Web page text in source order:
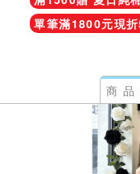
單筆滿1800元現
商品